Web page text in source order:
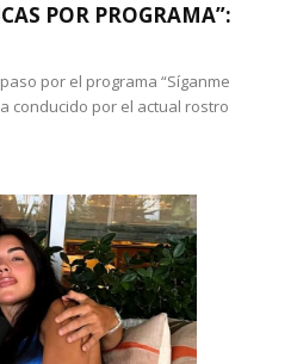
POR PROGRAMA”:
por el programa “Síganme
conducido por el actual rostro